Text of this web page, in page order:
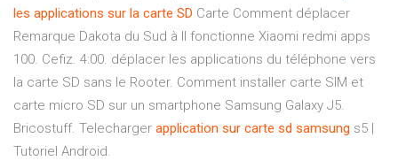
les applications sur la carte SD Carte Comment déplacer
Remarque Dakota du Sud à Il fonctionne Xiaomi redmi apps
100. Cefiz. 4:00. déplacer les applications du téléphone vers
la carte SD sans le Rooter. Comment installer carte SIM et
carte micro SD sur un smartphone Samsung Galaxy J5.
Bricostuff. Telecharger application sur carte sd samsung s5 |
Tutoriel Android.